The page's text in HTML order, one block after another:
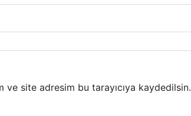
ve site adresim bu tarayıcıya kaydedilsin.